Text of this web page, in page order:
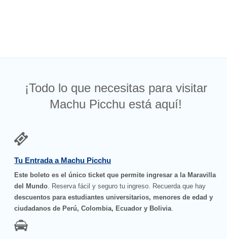
¡Todo lo que necesitas para visitar
Machu Picchu está aquí!
Tu Entrada a Machu Picchu
Este boleto es el único ticket que permite ingresar a la Maravilla
del Mundo . Reserva fácil y seguro tu ingreso. Recuerda que hay
descuentos para estudiantes universitarios, menores de edad y
ciudadanos de Perú, Colombia, Ecuador y Bolivia